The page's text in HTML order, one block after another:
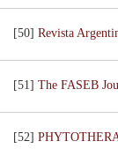
[50] Revista
[51] The FASEB
[52]